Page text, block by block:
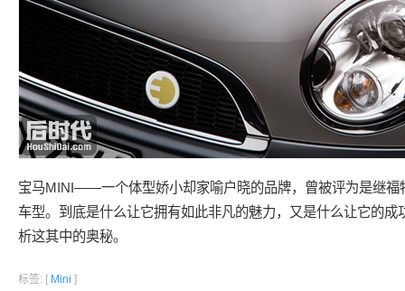
宝马MINI——一个体型娇小却家喻户晓的品牌，曾被评为是继福
车型。到底是什么让它拥有如此非凡的魅力，又是什么让它的
析这其中的奥秘。
标签: [ Mini ]